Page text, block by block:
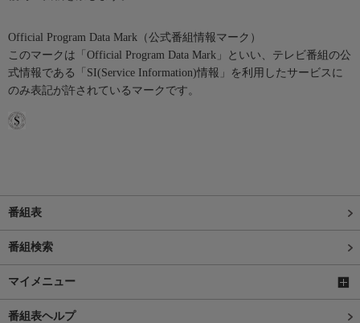
Official Program Data Mark（公式番組情報マーク）
このマークは「Official Program Data Mark」といい、テレビ番組の公
式情報である「SI(Service Information)情報」を利用したサービスに
のみ表記が許されているマークです。
番組表
番組検索
マイメニュー
番組表ヘルプ